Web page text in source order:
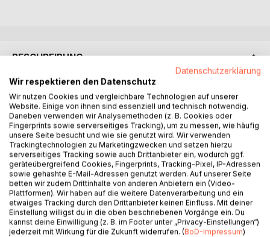
BESCHREIBUNG
The Andante mit Variationen for Plano quartet is a rare
musical gem of the Romantic period. Prince Louis
Ferdinand the composer and pianist and soldier, was held in
high esteem by Beethoven who dedicated both the third
piano concerto and the Eroica symphony to him.
Louis Ferdinand was martyred in the battle of Saalfeld after
instigating the Fourth Coalition against Napoleon.
---
Das Andante mit Variationen für Piano ist ein seltenes Juwel
der romantischen Zeit. Prinz Louis Ferdinand der
Datenschutzerklärung
Wir respektieren den Datenschutz
Wir nutzen Cookies und vergleichbare Technologien auf unserer
Website. Einige von ihnen sind essenziell und technisch notwendig.
Daneben verwenden wir Analysemethoden (z. B. Cookies oder
Fingerprints sowie serverseitiges Tracking), um zu messen, wie häufig
unsere Seite besucht und wie sie genutzt wird. Wir verwenden
Trackingtechnologien zu Marketingzwecken und setzen hierzu
serverseitiges Tracking sowie auch Drittanbieter ein, wodurch ggf.
geräteübergreifend Cookies, Fingerprints, Tracking-Pixel, IP-Adressen
sowie gehashte E-Mail-Adressen genutzt werden. Auf unserer Seite
betten wir zudem Drittinhalte von anderen Anbietern ein (Video-
Plattformen). Wir haben auf die weitere Datenverarbeitung und ein
etwaiges Tracking durch den Drittanbieter keinen Einfluss. Mit deiner
Einstellung willigst du in die oben beschriebenen Vorgänge ein. Du
kannst deine Einwilligung (z. B. im Footer unter „Privacy-Einstellungen“)
jederzeit mit Wirkung für die Zukunft widerrufen. (BoD-Impressum)